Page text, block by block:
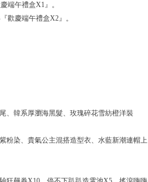
端午禮盒X1』。
歡慶端午禮盒X2』。
、韓系厚瀏海黑髮、玫瑰碎花雪紡橙洋裝
粉染、貴氣公主混搭造型衣、水藍新潮連帽上